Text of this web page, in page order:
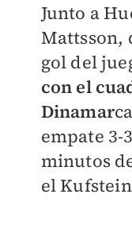
Junto a
Mattsson,
gol del
con el
Dinamar
empate 3-
minutos
el